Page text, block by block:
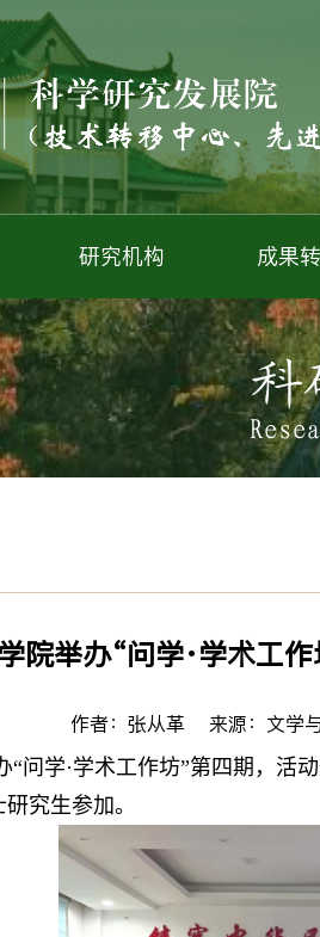
研究机构 成果
科
院举办“问学·学术工
作者：张从革 来源：文
“问学·学术工作坊”第四期，
究生参加。